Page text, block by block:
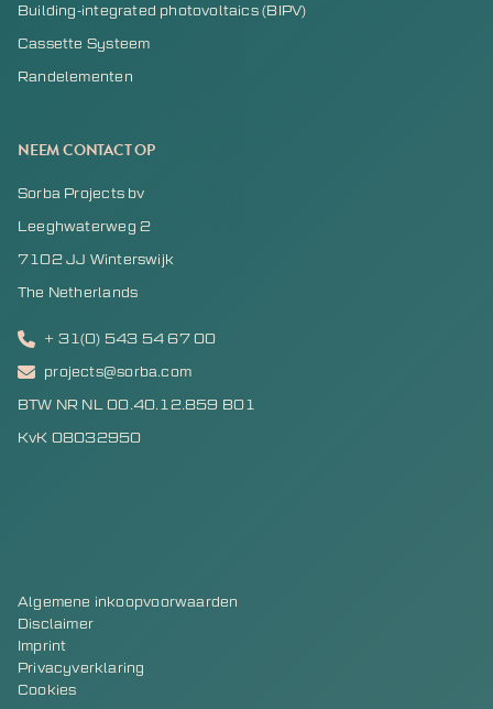
Building-integrated photovoltaics (BIPV)
Cassette Systeem
Randelementen
NEEM CONTACT OP
Sorba Projects bv
Leeghwaterweg 2
7102 JJ Winterswijk
The Netherlands
+ 31(0) 543 54 67 00
projects@sorba.com
BTW NR NL 00.40.12.859 B01
KvK 08032950
Algemene inkoopvoorwaarden
Disclaimer
Imprint
Privacyverklaring
Cookies